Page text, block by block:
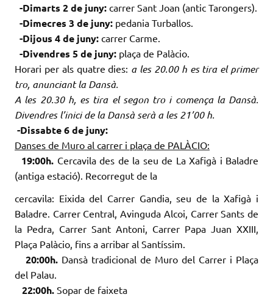
-Dimarts 2de juny: carrer Sant Joan (antic Tarongers).
-Dimecres 3 de juny: pedania Turballos.
-Dijous 4de juny: carrer Carme.
-Divendres 5de juny: plaça de Palàcio.
Horari per als quatre dies: a les 20.00 h es tira el primer
tro, anunciant la Dansà.
A les 20.30 h, es tira el segon tro i comença la Dansà.
Divendres l’inici de la Dansà serà a les 21’00 h.
-Dissabte 6 de juny:
Danses de Muro al carrer i plaça de PALÀCIO:
19:00h. Cercavila des de la seu de La Xafigà i Baladre
(antiga estació). Recorregut de la
cercavila: Eixida del Carrer Gandia, seu de la Xafigà i
Baladre. Carrer Central, Avinguda Alcoi, Carrer Sants de
la Pedra, Carrer Sant Antoni, Carrer Papa
Juan XXIII,
Plaça Palàcio fins a arribar al Santíssim
20:00h. Dansà tradicional de Muro del Carrer i Plaça
del Palau.
22:00h. Sopar de faixeta